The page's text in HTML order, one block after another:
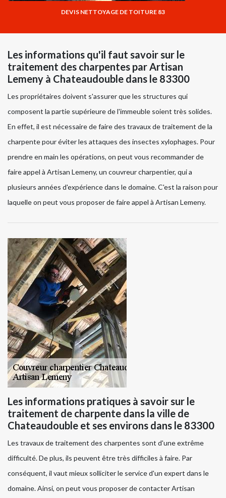
DEVIS NETTOYAGE DE TOITURE 83
Les informations qu'il faut savoir sur le
traitement des charpentes par Artisan
Lemeny à Chateaudouble dans le 83300
Les propriétaires doivent s'assurer que les structures qui
composent la partie supérieure de l'immeuble soient très solides.
En effet, il est nécessaire de faire des travaux de traitement de la
charpente pour éviter les attaques des insectes xylophages. Pour
prendre en main les opérations, on peut vous recommander de
faire appel à Artisan Lemeny, un couvreur charpentier, qui a
plusieurs années d'expérience dans le domaine. C'est la raison pour
laquelle on peut vous proposer de faire appel à Artisan Lemeny.
Les informations pratiques à savoir sur le
traitement de charpente dans la ville de
Chateaudouble et ses environs dans le 83300
Les travaux de traitement des charpentes sont d'une extrême
difficulté. De plus, ils peuvent être très difficiles à faire. Par
conséquent, il vaut mieux solliciter le service d'un expert dans le
domaine. Ainsi, on peut vous proposer de contacter Artisan